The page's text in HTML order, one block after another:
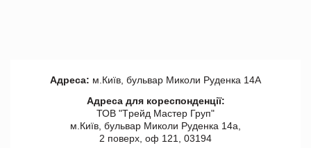
Адреса: м.Київ, бульвар Миколи Руденка 14А
Адреса для кореспонденції:
ТОВ "Tрейд Мастер Груп"
м.Київ, бульвар Миколи Руденка 14а,
2 поверх, оф 121, 03194